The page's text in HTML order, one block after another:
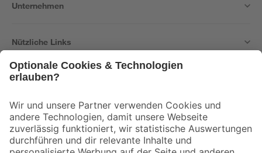
Unternehmen
Nützliche Links
Der toom Newsletter: Keine Angebote und Aktionen mehr verpassen!
Zur Newsletter Anmeldung